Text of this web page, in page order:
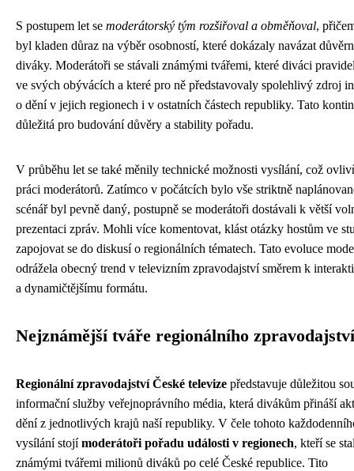
S postupem let se moderátorský tým rozšiřoval a obměňoval,
byl kladen důraz na výběr osobností, které dokázaly navázat
diváky. Moderátoři se stávali známými tvářemi, které diváci
ve svých obývácích a které pro ně představovaly spolehlivý zdroj
o dění v jejich regionech i v ostatních částech republiky. Tato
důležitá pro budování důvěry a stability pořadu.
V průběhu let se také měnily technické možnosti vysílání, což
práci moderátorů. Zatímco v počátcích bylo vše striktně
scénář byl pevně daný, postupně se moderátoři dostávali k větší
prezentaci zpráv. Mohli více komentovat, klást otázky hostům ve
zapojovat se do diskusí o regionálních tématech. Tato evoluce
odrážela obecný trend v televizním zpravodajství směrem k
a dynamičtějšímu formátu.
Nejznámější tváře regionálního
Regionální zpravodajství České televize představuje důležitou
informační služby veřejnoprávního média, která divákům přináší
dění z jednotlivých krajů naší republiky. V čele tohoto
vysílání stojí moderátoři pořadu události v regionech, kteří se
známými tvářemi milionů diváků po celé České republice. Tito